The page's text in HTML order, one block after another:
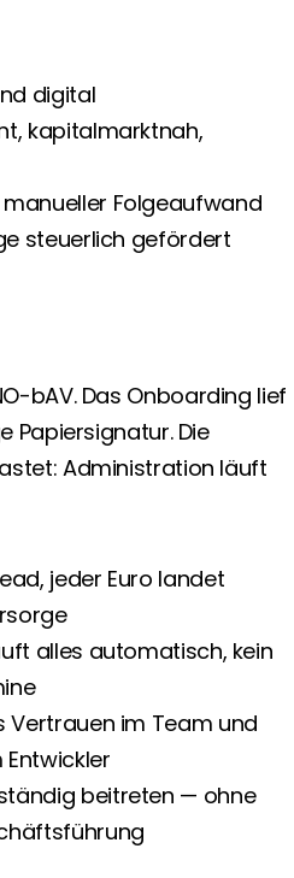
digital
kapitalmarktnah,
Folgeaufwand
steuerlich gefördert
bAV. Das Onboarding lief
Papiersignatur. Die
Administration läuft
jeder Euro landet
alles automatisch, kein
Vertrauen im Team und
beitreten — ohne